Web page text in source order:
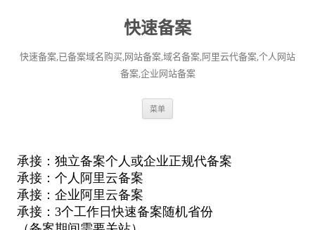
快速备案
快速备案,已备案域名购买,网站备案,域名备案,阿里云代备案,个人网站
备案,企业网站备案
菜单